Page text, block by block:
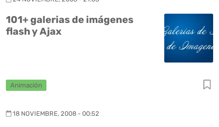
101+ galerias de imágenes
flash y Ajax
Animación
18 NOVIEMBRE, 2008 - 00:52